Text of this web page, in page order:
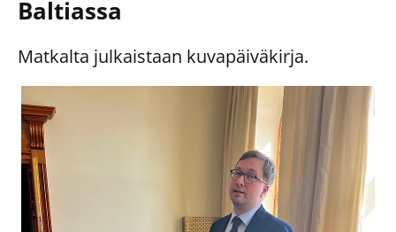
Baltiassa
Matkalta julkaistaan kuvapäiväkirja.